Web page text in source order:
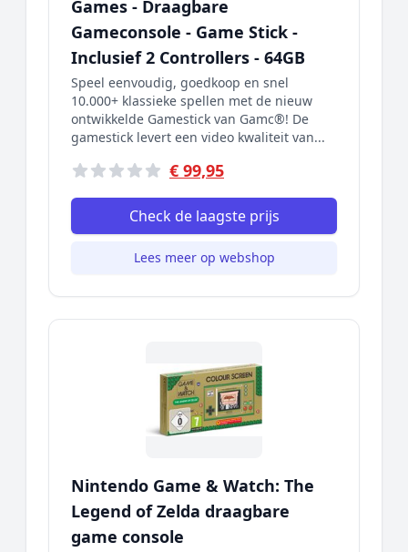
Games - Draagbare
Gameconsole - Game Stick -
Inclusief 2 Controllers - 64GB
Speel eenvoudig, goedkoop en snel
10.000+ klassieke spellen met de nieuw
ontwikkelde Gamestick van Gamc®! De
gamestick levert een video kwaliteit van...
€ 99,95
Check de laagste prijs
Lees meer op webshop
Nintendo Game & Watch: The
Legend of Zelda draagbare
game console